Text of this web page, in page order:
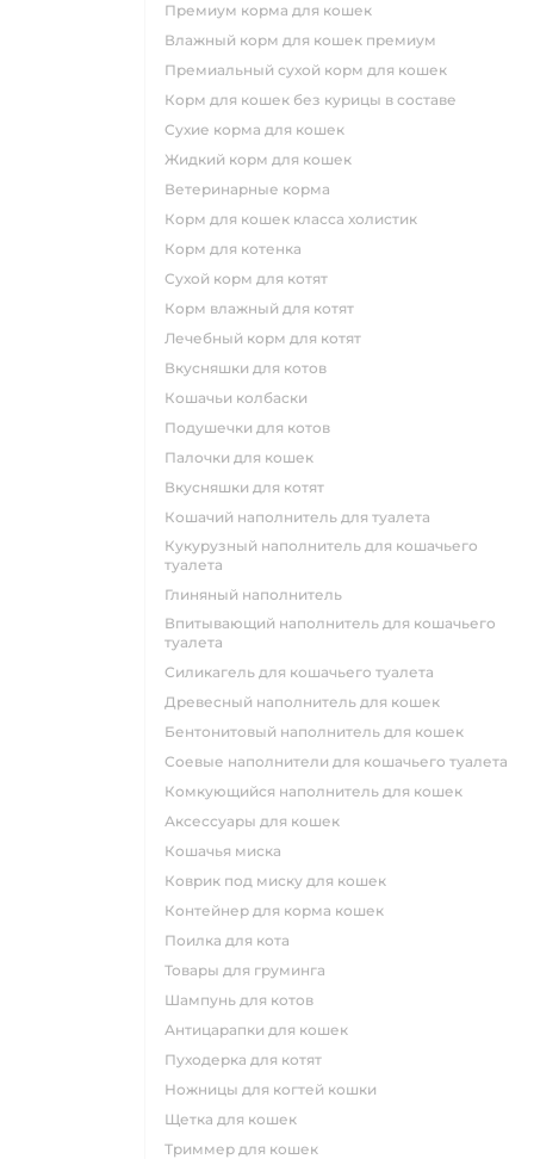
премиум корма для кошек
влажный корм для кошек премиум
премиальный сухой корм для кошек
корм для кошек без курицы в составе
сухие корма для кошек
жидкий корм для кошек
ветеринарные корма
корм для кошек класса холистик
корм для котенка
сухой корм для котят
корм влажный для котят
лечебный корм для котят
вкусняшки для котов
кошачьи колбаски
подушечки для котов
палочки для кошек
вкусняшки для котят
кошачий наполнитель для туалета
кукурузный наполнитель для кошачьего
туалета
глиняный наполнитель
впитывающий наполнитель для кошачьего
туалета
силикагель для кошачьего туалета
древесный наполнитель для кошек
бентонитовый наполнитель для кошек
соевые наполнители для кошачьего туалета
комкующийся наполнитель для кошек
аксессуары для кошек
кошачья миска
коврик под миску для кошек
контейнер для корма кошек
поилка для кота
товары для груминга
шампунь для котов
антицарапки для кошек
пуходерка для котят
ножницы для когтей кошки
щетка для кошек
триммер для кошек